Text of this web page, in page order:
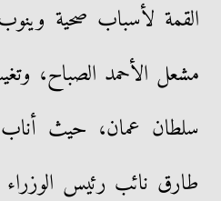
القمة لأسباب صحية
مشعل الأحمد الصباح،
سلطان عمان، حيث
طارق نائب رئيس الوزراء